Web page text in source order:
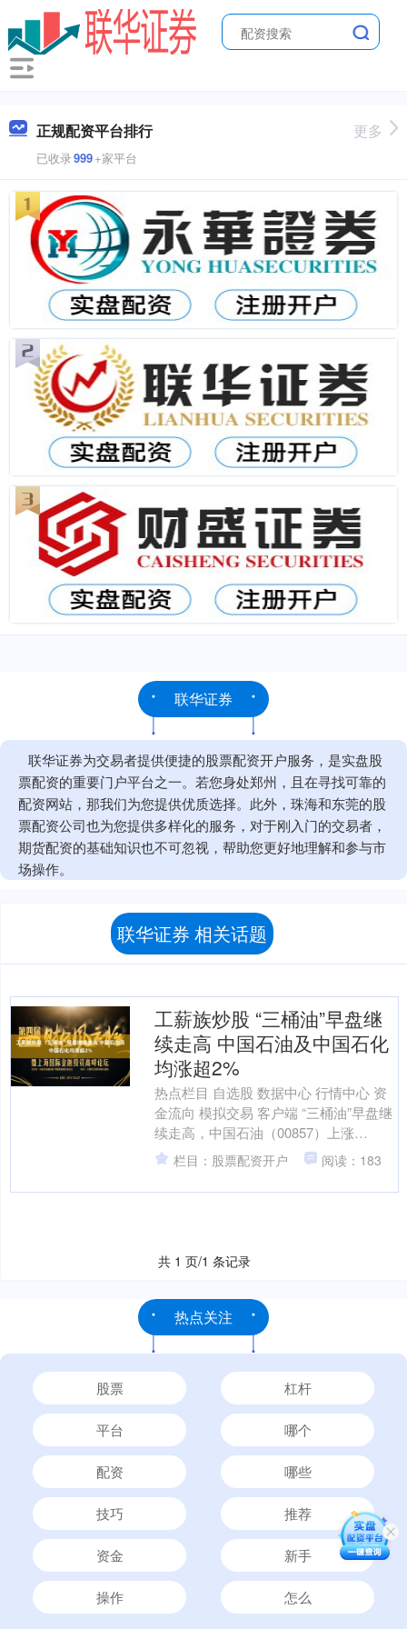
正规配资平台排行
已收录999+家平台
更多
联华证券
联华证券为交易者提供便捷的股票配资开户服务，是实盘股
票配资的重要门户平台之一。若您身处郑州，且在寻找可靠的
配资网站，那我们为您提供优质选择。此外，珠海和东莞的股
票配资公司也为您提供多样化的服务，对于刚入门的交易者，
期货配资的基础知识也不可忽视，帮助您更好地理解和参与市
场操作。
联华证券 相关话题
工薪族炒股 “三桶油”早盘继
续走高 中国石油及中国石化
均涨超2%
热点栏目 自选股 数据中心 行情中心 资
金流向 模拟交易 客户端 “三桶油”早盘继
续走高，中国石油（00857）上涨
2.63%，报7.82港元；中国石化（003....
栏目：股票配资开户 阅读：183
共 1 页/1 条记录
热点关注
股票 杠杆
平台 哪个
配资 哪些
技巧 推荐
资金 新手
操作 怎么